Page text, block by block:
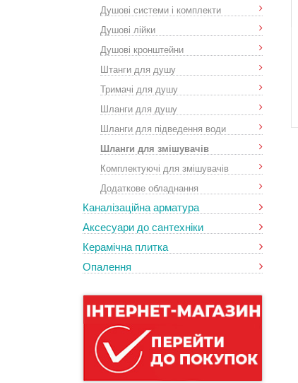
Душові системи і комплекти
Душові лійки
Душові кронштейни
Штанги для душу
Тримачі для душу
Шланги для душу
Шланги для підведення води
Шланги для змішувачів
Комплектуючі для змішувачів
Додаткове обладнання
Каналізаційна арматура
Аксесуари до сантехніки
Керамічна плитка
Опалення